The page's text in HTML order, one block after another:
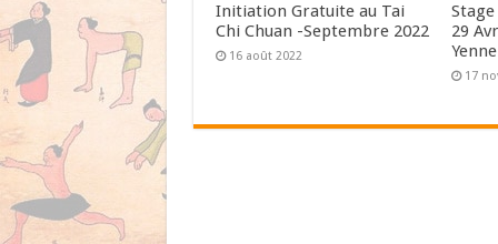
Initiation Gratuite au Tai
Chi Chuan -Septembre 2022
16 août 2022
29
Yenne
17